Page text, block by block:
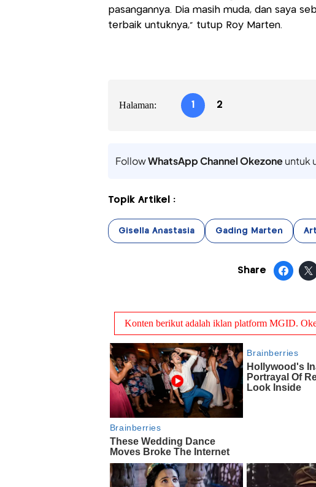
pasangannya. Dia masih muda, dan saya
terbaik untuknya,” tutup Roy Marten.
Halaman: 1 2
FollowWhatsApp Channel Okezoneuntuk
Topik Artikel :
Gisella Anastasia Gading Marten
Share